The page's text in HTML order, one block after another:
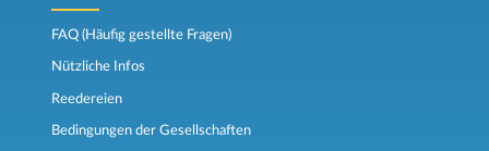
FAQ (Häufig gestellte Fragen)
Nützliche Infos
Reedereien
Bedingungen der Gesellschaften